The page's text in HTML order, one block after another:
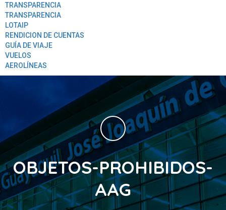
TRANSPARENCIA
TRANSPARENCIA
LOTAIP
RENDICION DE CUENTAS
GUÍA DE VIAJE
VUELOS
AEROLÍNEAS
OBJETOS-PROHIBIDOS-
AAG